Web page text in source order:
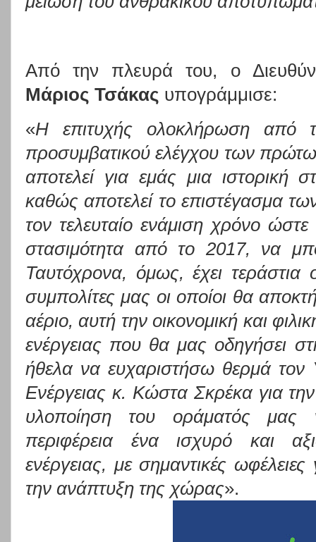
Από την πλευρά του, ο
Μάριος Τσάκας υπογράμμισε:
«Η επιτυχής ολοκλήρωση από
προσυμβατικού ελέγχου των
αποτελεί για εμάς μια ιστορική
καθώς αποτελεί το επιστέγασμα
τον τελευταίο ενάμιση χρόνο
στασιμότητα από το 2017, να
Ταυτόχρονα, όμως, έχει τεράστια
συμπολίτες μας οι οποίοι θα
αέριο, αυτή την οικονομική και
ενέργειας που θα μας οδηγήσει
ήθελα να ευχαριστήσω θερμά τον
Ενέργειας κ. Κώστα Σκρέκα για
υλοποίηση του οράματός μας
περιφέρεια ένα ισχυρό και
ενέργειας, με σημαντικές ωφέλειες
την ανάπτυξη της χώρας».